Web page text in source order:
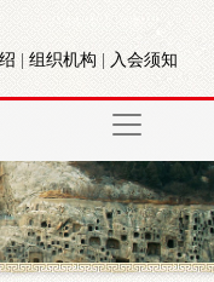
组织机构 入会须知